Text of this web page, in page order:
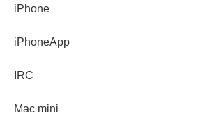
iPhone
iPhoneApp
IRC
Mac mini